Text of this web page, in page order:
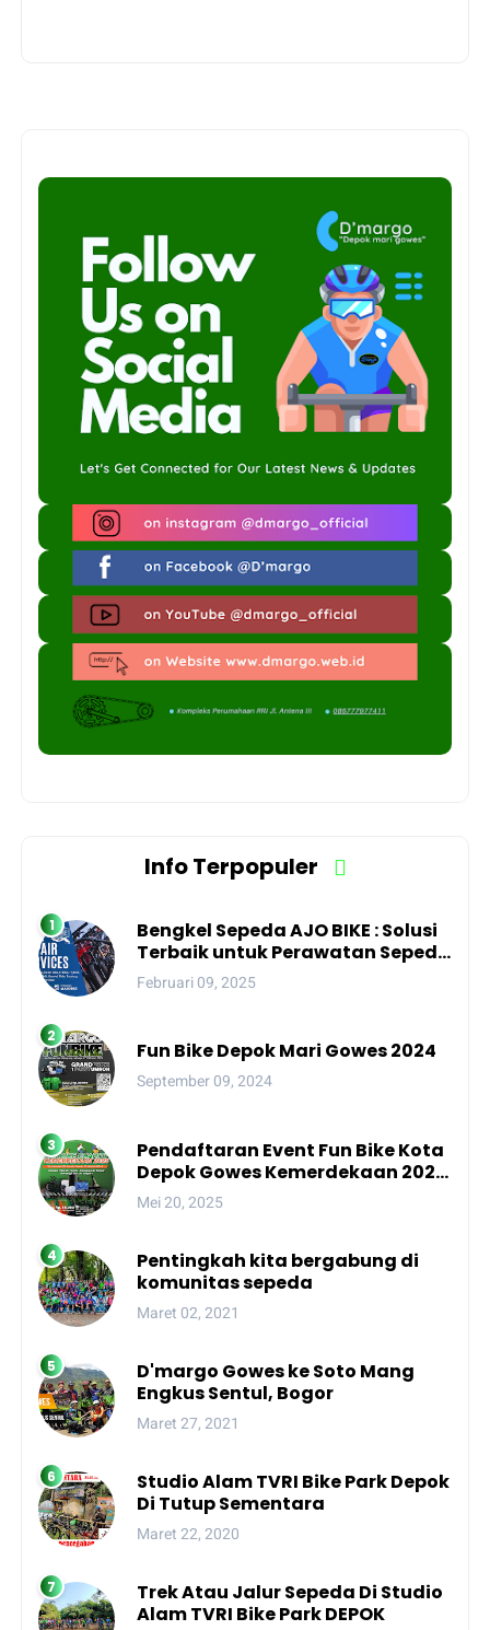
Info Terpopuler
Bengkel Sepeda AJO BIKE : Solusi
Terbaik untuk Perawatan Sepeda
Anda di Kota Depok
Februari 09, 2025
Fun Bike Depok Mari Gowes 2024
September 09, 2024
Pendaftaran Event Fun Bike Kota
Depok Gowes Kemerdekaan 2025
Resmi Dibuka!
Mei 20, 2025
Pentingkah kita bergabung di
komunitas sepeda
Maret 02, 2021
D'margo Gowes ke Soto Mang
Engkus Sentul, Bogor
Maret 27, 2021
Studio Alam TVRI Bike Park Depok
Di Tutup Sementara
Maret 22, 2020
Trek Atau Jalur Sepeda Di Studio
Alam TVRI Bike Park DEPOK